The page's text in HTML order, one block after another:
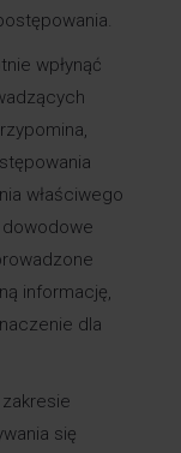
wpłynąć
właściwego
informację,
dla
się